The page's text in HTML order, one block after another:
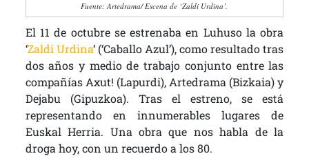
Fuente: Artedrama/ Escena de ‘Zaldi Urdina’.
El 11 de octubre se estrenaba en Luhuso la obra
‘Zaldi Urdina‘ (‘Caballo Azul’), como resultado tras
dos años y medio de trabajo conjunto entre las
compañías Axut! (Lapurdi), Artedrama (Bizkaia) y
Dejabu (Gipuzkoa). Tras el estreno, se está
representando en innumerables lugares de
Euskal Herria. Una obra que nos habla de la
droga hoy, con un recuerdo a los 80.